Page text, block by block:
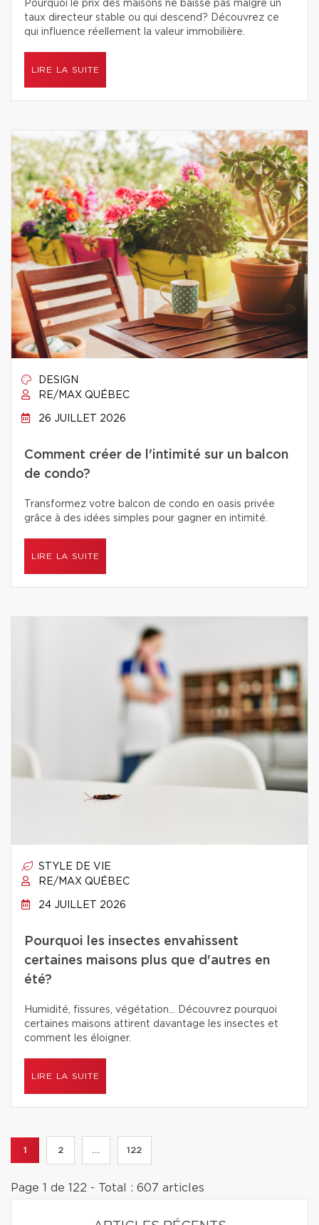
Pourquoi le prix des maisons ne baisse pas malgré un
taux directeur stable ou qui descend? Découvrez ce
qui influence réellement la valeur immobilière.
LIRE LA SUITE
DESIGN
RE/MAX QUÉBEC
26 JUILLET 2026
Comment créer de l'intimité sur un balcon
de condo?
Transformez votre balcon de condo en oasis privée
grâce à des idées simples pour gagner en intimité.
LIRE LA SUITE
STYLE DE VIE
RE/MAX QUÉBEC
24 JUILLET 2026
Pourquoi les insectes envahissent
certaines maisons plus que d'autres en
été?
Humidité, fissures, végétation… Découvrez pourquoi
certaines maisons attirent davantage les insectes et
comment les éloigner.
LIRE LA SUITE
1 2 ... 122
Page 1 de 122 - Total : 607 articles